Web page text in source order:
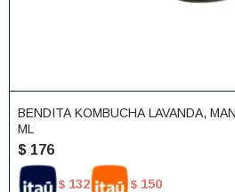
BENDITA KOMBUCHA LAVANDA,
ML
$ 176
$ 132 $ 150